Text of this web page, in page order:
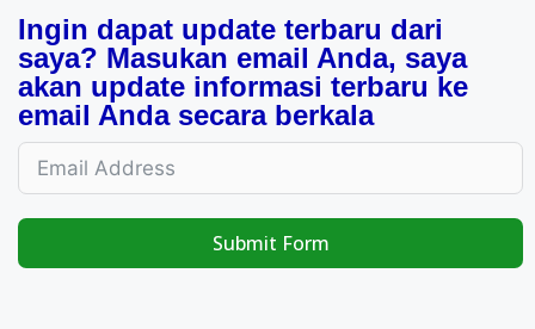
Ingin dapat update terbaru dari
saya? Masukan email Anda, saya
akan update informasi terbaru ke
email Anda secara berkala
Submit Form